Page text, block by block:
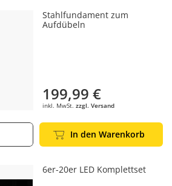
Stahlfundament zum
Aufdübeln
199,99 €
inkl. MwSt. zzgl. Versand
In den Warenkorb
6er-20er LED Komplettset